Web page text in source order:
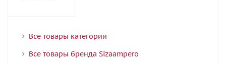
Все товары категории
Все товары бренда Sizaampero